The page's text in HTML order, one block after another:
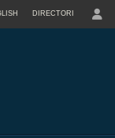
DIRECTORI